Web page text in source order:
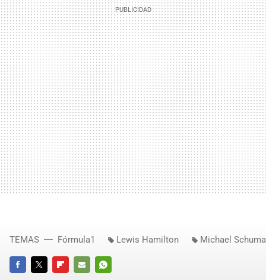
TEMAS Fórmula1 Lewis Hamilton Michael